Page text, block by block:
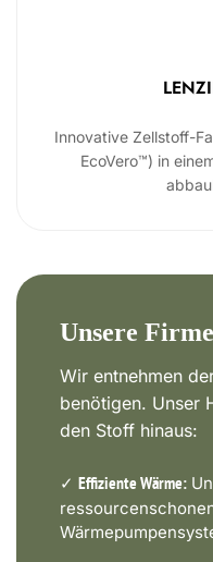
Innovative Zellstoff-
EcoVero™) in
Unsere
Wir entnehmen
benötigen. Unser
den Stoff hinaus:
✓ Effiziente Wärme: